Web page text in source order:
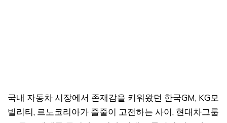
국내 자동차 시장에서 존재감을 키워왔던 한국GM, KG모
빌리티, 르노코리아가 줄줄이 고전하는 사이, 현대차그룹